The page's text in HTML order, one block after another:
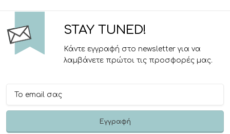
STAY TUNED!
Κάντε εγγραφή στο newsletter για να
λαμβάνετε πρώτοι τις προσφορές μας.